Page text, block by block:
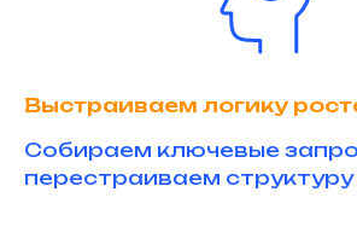
Выстраиваем логику
Собираем ключевые
перестраиваем структуру